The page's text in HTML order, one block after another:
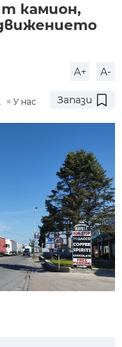
камион,
A+ A-
У нас Запази